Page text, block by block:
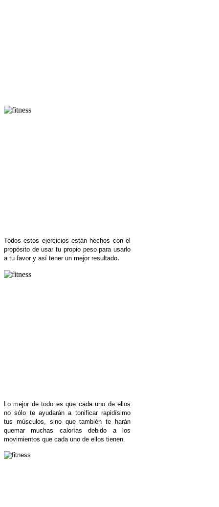
Todos estos ejercicios están hechos con el
propósito de usar tu propio peso para usarlo
a tu favor y así tener un mejor resultado.
Lo mejor de todo es que cada uno de ellos
no sólo te ayudarán a tonificar rapidísimo
tus músculos, sino que también te harán
quemar muchas calorías debido a los
movimientos que cada uno de ellos tienen.